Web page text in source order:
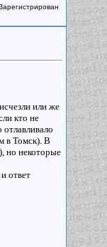
или же
кто не
в Томск). В
но некоторые
ответ